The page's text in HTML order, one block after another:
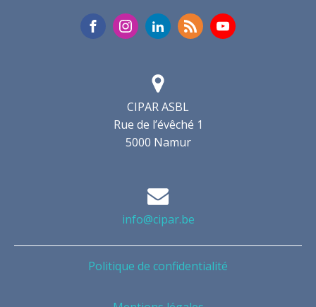
CIPAR ASBL
Rue de l’évêché 1
5000 Namur
info@cipar.be
Politique de confidentialité